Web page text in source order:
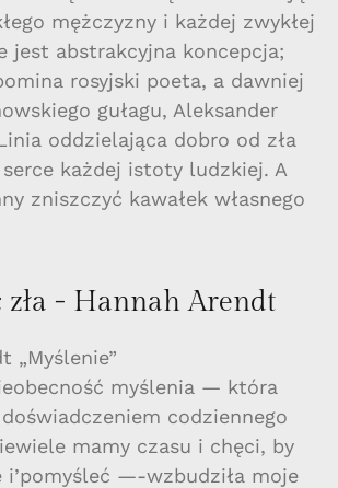
mężczyzny i każdej zwykłej
jest abstrakcyjna koncepcja;
rosyjski poeta, a dawniej
gułagu, Aleksander
oddzielająca dobro od zła
każdej istoty ludzkiej. A
zniszczyć kawałek własnego
zła - Hannah Arendt
„Myślenie”
myślenia — która
codziennego
mamy czasu i chęci, by
i’pomyśleć —-wzbudziła moje